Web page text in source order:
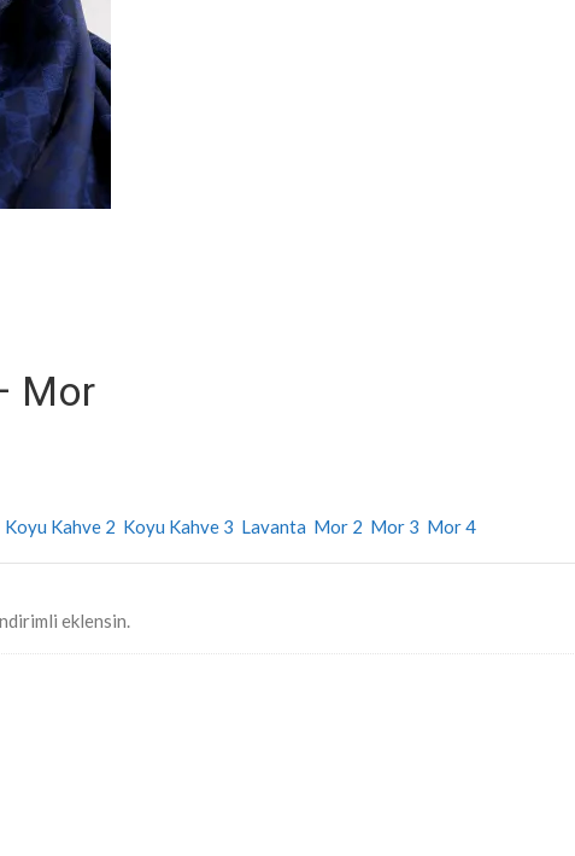
Mor
Koyu Kahve 2 Koyu Kahve 3 Lavanta Mor 2 Mor 3 Mor 4
eklensin.